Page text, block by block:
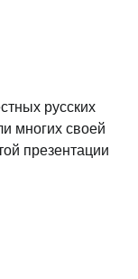
русских
многих своей
презентации